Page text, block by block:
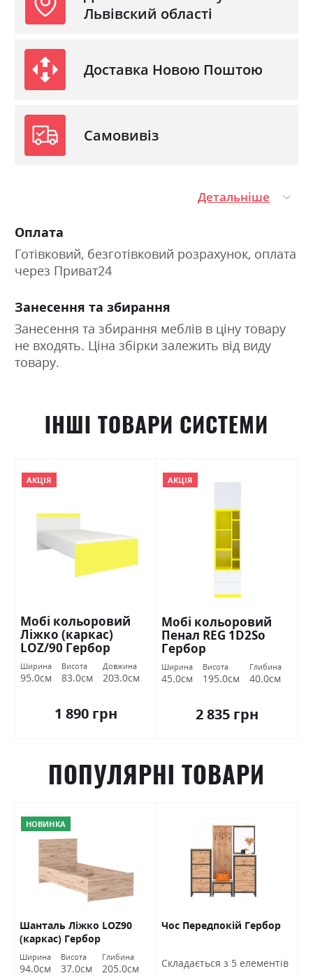
Львівский області
Доставка Новою Поштою
Самовивіз
Детальніше
Оплата
Готівковий, безготівковий розрахунок, оплата
через Приват24
Занесення та збирання
Занесення та збирання меблів в ціну товару
не входять. Ціна збірки залежить від виду
товару.
ІНШІ ТОВАРИ СИСТЕМИ
АКЦІЯ
Мобі кольоровий
Ліжко (каркас)
LOZ/90 Гербор
Ширина
95.0см
Висота
83.0см
Довжина
203.0см
1 890 грн
АКЦІЯ
Мобі кольоровий
Пенал REG 1D2Sо
Гербор
Ширина
45.0см
Висота
195.0см
Глибина
40.0см
2 835 грн
ПОПУЛЯРНІ ТОВАРИ
НОВИНКА
Шанталь Ліжко LOZ90
(каркас) Гербор
Ширина
94.0см
Висота
37.0см
Глибина
205.0см
Чос Передпокій Гербор
Cкладається з 5 елементів